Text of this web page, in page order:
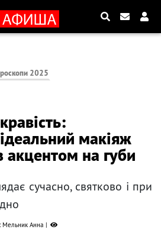
2025
макіяж
акцентом на губи
сучасно, святково і при
Мельник Анна